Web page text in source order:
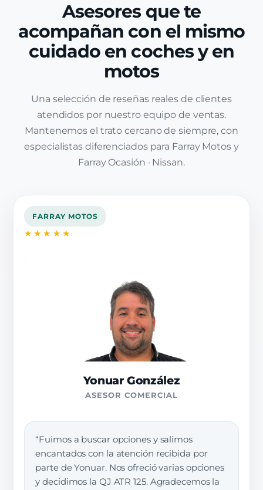
Asesores que te
acompañan con el mismo
cuidado en coches y en
motos
Una selección de reseñas reales de clientes
atendidos por nuestro equipo de ventas.
Mantenemos el trato cercano de siempre, con
especialistas diferenciados para Farray Motos y
Farray Ocasión · Nissan.
FARRAY MOTOS
★★★★★
Yonuar González
ASESOR COMERCIAL
“Fuimos a buscar opciones y salimos
encantados con la atención recibida por
parte de Yonuar. Nos ofreció varias opciones
y decidimos la QJ ATR 125. Agradecemos la